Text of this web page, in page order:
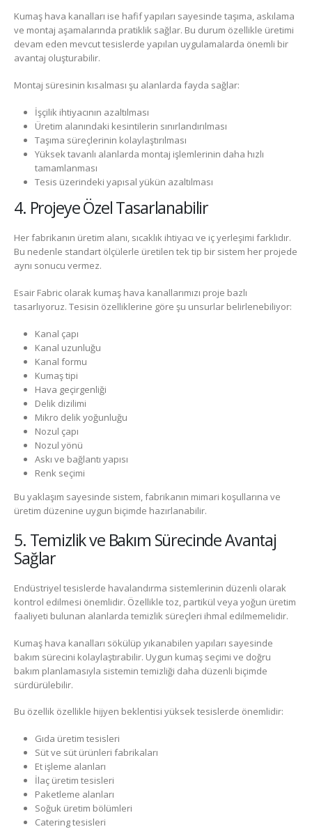
Kumaş hava kanalları ise hafif yapıları sayesinde taşıma, askılama
ve montaj aşamalarında pratiklik sağlar. Bu durum özellikle üretimi
devam eden mevcut tesislerde yapılan uygulamalarda önemli bir
avantaj oluşturabilir.
Montaj süresinin kısalması şu alanlarda fayda sağlar:
İşçilik ihtiyacının azaltılması
Üretim alanındaki kesintilerin sınırlandırılması
Taşıma süreçlerinin kolaylaştırılması
Yüksek tavanlı alanlarda montaj işlemlerinin daha hızlı
tamamlanması
Tesis üzerindeki yapısal yükün azaltılması
4. Projeye Özel Tasarlanabilir
Her fabrikanın üretim alanı, sıcaklık ihtiyacı ve iç yerleşimi farklıdır.
Bu nedenle standart ölçülerle üretilen tek tip bir sistem her projede
aynı sonucu vermez.
Esair Fabric olarak kumaş hava kanallarımızı proje bazlı
tasarlıyoruz. Tesisin özelliklerine göre şu unsurlar belirlenebiliyor:
Kanal çapı
Kanal uzunluğu
Kanal formu
Kumaş tipi
Hava geçirgenliği
Delik dizilimi
Mikro delik yoğunluğu
Nozul çapı
Nozul yönü
Askı ve bağlantı yapısı
Renk seçimi
Bu yaklaşım sayesinde sistem, fabrikanın mimari koşullarına ve
üretim düzenine uygun biçimde hazırlanabilir.
5. Temizlik ve Bakım Sürecinde Avantaj
Sağlar
Endüstriyel tesislerde havalandırma sistemlerinin düzenli olarak
kontrol edilmesi önemlidir. Özellikle toz, partikül veya yoğun üretim
faaliyeti bulunan alanlarda temizlik süreçleri ihmal edilmemelidir.
Kumaş hava kanalları sökülüp yıkanabilen yapıları sayesinde
bakım sürecini kolaylaştırabilir. Uygun kumaş seçimi ve doğru
bakım planlamasıyla sistemin temizliği daha düzenli biçimde
sürdürülebilir.
Bu özellik özellikle hijyen beklentisi yüksek tesislerde önemlidir:
Gıda üretim tesisleri
Süt ve süt ürünleri fabrikaları
Et işleme alanları
İlaç üretim tesisleri
Paketleme alanları
Soğuk üretim bölümleri
Catering tesisleri